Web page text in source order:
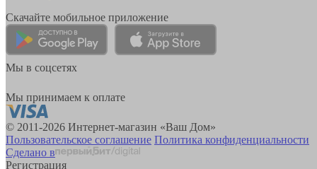
Скачайте мобильное приложение
Мы в соцсетях
Мы принимаем к оплате
© 2011-2026 Интернет-магазин «Ваш Дом»
Пользовательское соглашение Политика конфиденциальности
Сделано в
Регистрация